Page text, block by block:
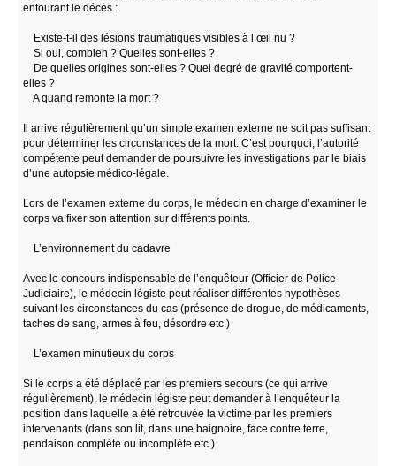
entourant le décès :
Existe-t-il des lésions traumatiques visibles à l’œil nu ?
Si oui, combien ? Quelles sont-elles ?
De quelles origines sont-elles ? Quel degré de gravité comportent-
elles ?
A quand remonte la mort ?
Il arrive régulièrement qu’un simple examen externe ne soit pas suffisant
pour déterminer les circonstances de la mort. C’est pourquoi, l’autorité
compétente peut demander de poursuivre les investigations par le biais
d’une autopsie médico-légale.
Lors de l’examen externe du corps, le médecin en charge d’examiner le
corps va fixer son attention sur différents points.
L’environnement du cadavre
Avec le concours indispensable de l’enquêteur (Officier de Police
Judiciaire), le médecin légiste peut réaliser différentes hypothèses
suivant les circonstances du cas (présence de drogue, de médicaments,
taches de sang, armes à feu, désordre etc.)
L’examen minutieux du corps
Si le corps a été déplacé par les premiers secours (ce qui arrive
régulièrement), le médecin légiste peut demander à l’enquêteur la
position dans laquelle a été retrouvée la victime par les premiers
intervenants (dans son lit, dans une baignoire, face contre terre,
pendaison complète ou incomplète etc.)